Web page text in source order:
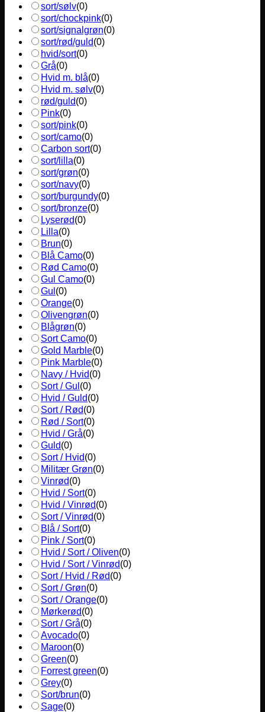
sort/sølv(0)
sort/chockpink(0)
sort/signalgrøn(0)
sort/rød/guld(0)
hvid/sort(0)
Grå(0)
Hvid m. blå(0)
Hvid m. sølv(0)
rød/guld(0)
Pink(0)
sort/pink(0)
sort/camo(0)
Carbon sort(0)
sort/lilla(0)
sort/grøn(0)
sort/navy(0)
sort/burgundy(0)
sort/bronze(0)
Lyserød(0)
Lilla(0)
Brun(0)
Blå Camo(0)
Rød Camo(0)
Gul Camo(0)
Gul (0)
Orange(0)
Olivengrøn(0)
Blågrøn(0)
Sort Camo(0)
Gold Marble(0)
Pink Marble(0)
Navy / Hvid(0)
Sort / Gul (0)
Hvid / Guld(0)
Sort / Rød(0)
Rød / Sort(0)
Hvid / Grå(0)
Guld(0)
Sort / Hvid(0)
Militær Grøn(0)
Vinrød(0)
Hvid / Sort(0)
Hvid / Vinrød(0)
Sort / Vinrød(0)
Blå / Sort(0)
Pink / Sort(0)
Hvid / Sort / Oliven(0)
Hvid / Sort / Vinrød(0)
Sort / Hvid / Rød(0)
Sort / Grøn(0)
Sort / Orange(0)
Mørkerød(0)
Sort / Grå(0)
Avocado(0)
Maroon(0)
Green(0)
Forrest green(0)
Grey(0)
Sort/brun(0)
Sage(0)